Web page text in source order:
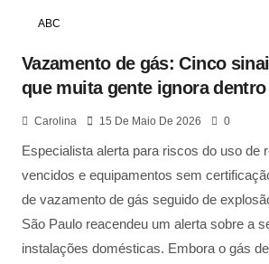
ABC
Vazamento de gás: Cinco
que muita gente ignora dentro
Carolina 15 De Maio De 2026 0
Especialista alerta para riscos do uso de
vencidos e equipamentos sem
de vazamento de gás seguido de
São Paulo reacendeu um alerta sobre a
instalações domésticas. Embora o gás